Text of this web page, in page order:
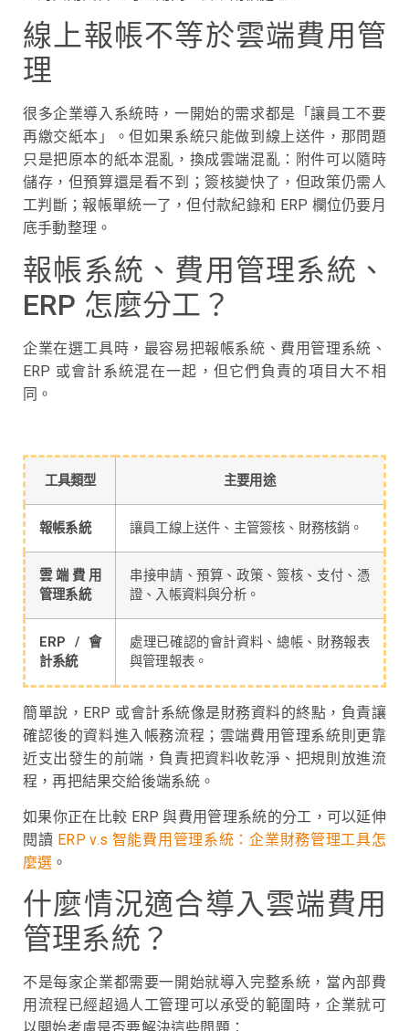
線上報帳不等於雲端費用管
理
很多企業導入系統時，一開始的需求都是「讓員工不要
再繳交紙本」。但如果系統只能做到線上送件，那問題
只是把原本的紙本混亂，換成雲端混亂：附件可以隨時
儲存，但預算還是看不到；簽核變快了，但政策仍需人
工判斷；報帳單統一了，但付款紀錄和 ERP 欄位仍要月
底手動整理。
報帳系統、費用管理系統、
ERP 怎麼分工？
企業在選工具時，最容易把報帳系統、費用管理系統、
ERP 或會計系統混在一起，但它們負責的項目大不相
同。
工具類型 主要用途
報帳系統 讓員工線上送件、主管簽核、財務核銷。
雲端費用
管理系統
串接申請、預算、政策、簽核、支付、憑
證、入帳資料與分析。
ERP / 會
計系統
處理已確認的會計資料、總帳、財務報表
與管理報表。
簡單說，ERP 或會計系統像是財務資料的終點，負責讓
確認後的資料進入帳務流程；雲端費用管理系統則更靠
近支出發生的前端，負責把資料收乾淨、把規則放進流
程，再把結果交給後端系統。
如果你正在比較 ERP 與費用管理系統的分工，可以延伸
閱讀 ERP v.s 智能費用管理系統：企業財務管理工具怎
麼選 。
什麼情況適合導入雲端費用
管理系統？
不是每家企業都需要一開始就導入完整系統，當內部費
用流程已經超過人工管理可以承受的範圍時，企業就可